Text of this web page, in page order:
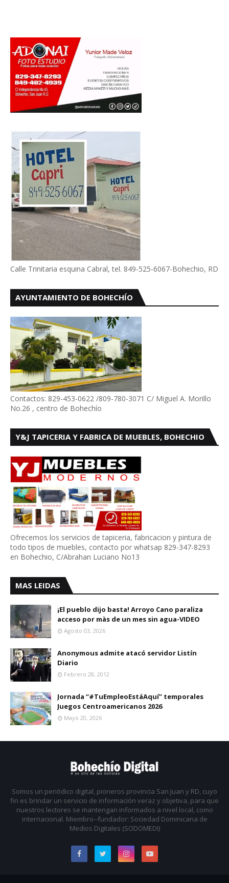
Calle Trinitaria esquina Cabral, tel. 849-525-6067-Bohechio, RD
AYUNTAMIENTO DE BOHECHÍO
Contactos: 829-453-0622 /809-780-3071 C/ Miguel A. Morillo
No.26 , centro de Bohechío
Y&J TAPICERIA Y FABRICA DE MUEBLES, BOHECHIO
Ofrecemos los servicios de tapiceria, fabricacion y pintura de
todo tipos de muebles, contacto por whatsap 829-347-8293
en Bohechio, C/Abrahan Luciano No13
MAS LEIDAS
¡El pueblo dijo basta! Arroyo Cano paraliza
acceso por màs de un mes sin agua-VIDEO
Agosto 03, 2026
Anonymous admite atacó servidor Listín
Diario
Febrero 28, 2012
Jornada “#TuEmpleoEstáAquí” temporales
Juegos Centroamericanos 2026
Mayo 20, 2026
Somos un periódico digital, pioneros provincia San Juan y RD, cuyo
fin es brindar un servicio de información veraz y objetiva, para que
nuestros lectores se mantengan informados a nivel local, como
internacional. Miembro--fundador: Sociedad Dominicana de
Medios Digitales (SODOMEDI)